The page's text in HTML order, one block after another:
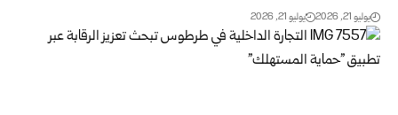
يوليو 21, 2026 يوليو 21, 2026